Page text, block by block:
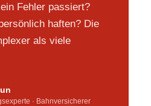
Fehler passiert?
haften? Die
als viele
· Bahnversicherer